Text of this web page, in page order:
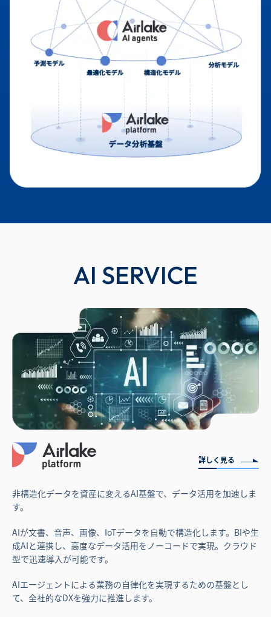
AI SERVICE
詳しく見る
非構造化データを資産に変えるAI基盤で、データ活用を加速しま
す。
AIが文書、音声、画像、IoTデータを自動で構造化します。BIや生
成AIと連携し、高度なデータ活用をノーコードで実現。クラウド
型で迅速導入が可能です。
AIエージェントによる業務の自律化を実現するための基盤とし
て、全社的なDXを強力に推進します。